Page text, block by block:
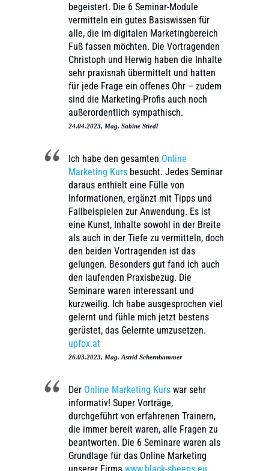
begeistert. Die 6 Seminar-Module
vermitteln ein gutes Basiswissen für
alle, die im digitalen Marketingbereich
Fuß fassen möchten. Die Vortragenden
Christoph und Herwig haben die Inhalte
sehr praxisnah übermittelt und hatten
für jede Frage ein offenes Ohr – zudem
sind die Marketing-Profis auch noch
außerordentlich sympathisch.
24.04.2023, Mag. Sabine Stiedl
Ich habe den gesamten Online
Marketing Kurs besucht. Jedes Seminar
daraus enthielt eine Fülle von
Informationen, ergänzt mit Tipps und
Fallbeispielen zur Anwendung. Es ist
eine Kunst, Inhalte sowohl in der Breite
als auch in der Tiefe zu vermitteln, doch
den beiden Vortragenden ist das
gelungen. Besonders gut fand ich auch
den laufenden Praxisbezug. Die
Seminare waren interessant und
kurzweilig. Ich habe ausgesprochen viel
gelernt und fühle mich jetzt bestens
gerüstet, das Gelernte umzusetzen.
upfox.at
26.03.2023, Mag. Astrid Schernhammer
Der Online Marketing Kurs war sehr
informativ! Super Vorträge,
durchgeführt von erfahrenen Trainern,
die immer bereit waren, alle Fragen zu
beantworten. Die 6 Seminare waren als
Grundlage für das Online Marketing
unserer Firma www.black-sheeps.eu